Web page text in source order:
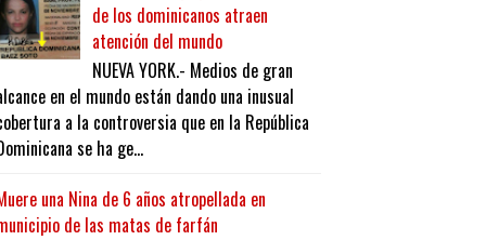
de los dominicanos atraen
atención del mundo
NUEVA YORK.- Medios de gran
en el mundo están dando una inusual
a la controversia que en la República
se ha ge...
una Nina de 6 años atropellada en
de las matas de farfán